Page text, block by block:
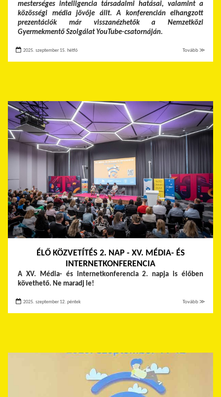
mesterséges intelligencia társadalmi hatásai, valamint a
közösségi média jövője állt. A konferencián elhangzott
prezentációk már visszanézhetők a Nemzetközi
Gyermekmentő Szolgálat YouTube-csatornáján.
2025. szeptember 15. hétfő Tovább ≫
ÉLŐ KÖZVETÍTÉS 2. NAP - XV. MÉDIA- ÉS
INTERNETKONFERENCIA
A XV. Média- és internetkonferencia 2. napja is élőben
követhető. Ne maradj le!
2025. szeptember 12. péntek Tovább ≫